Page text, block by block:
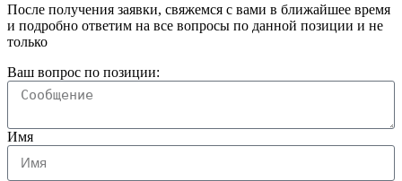
После получения заявки, свяжемся с вами в ближайшее время
и подробно ответим на все вопросы по данной позиции и не
только
Ваш вопрос по позиции:
Имя